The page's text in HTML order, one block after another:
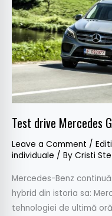
Test drive Mercedes
Leave a Comment /
individuale / By Cristi
Mercedes-Benz
hybrid din istoria sa:
tehnologiei de ultimă
500
e:
ecologist
în
frac